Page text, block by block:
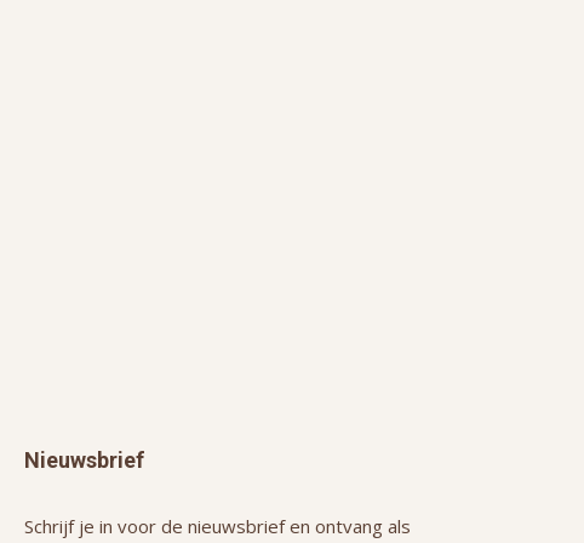
Nieuwsbrief
Schrijf je in voor de nieuwsbrief en ontvang als